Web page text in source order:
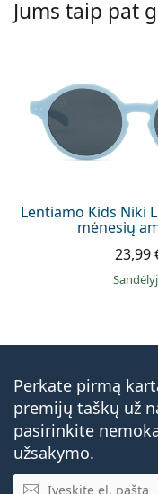
Jums taip pat
Lentiamo Kids Niki
mėnesių
23,99
Perkate pirmą
premijų taškų už
pasirinkite
užsakymo.
El. pašto adresas